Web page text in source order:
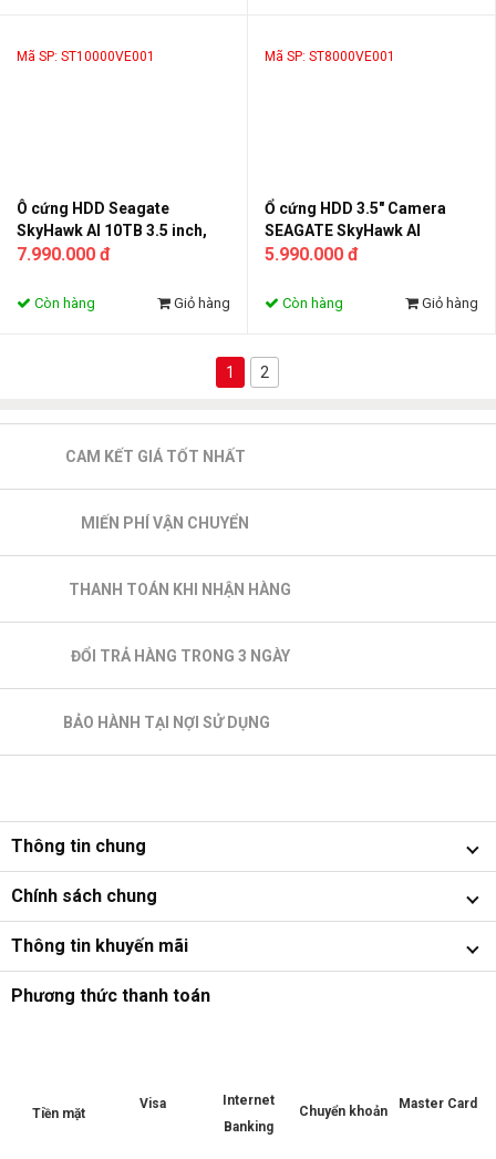
Mã SP: ST10000VE001
Ô cứng HDD Seagate
SkyHawk AI 10TB 3.5 inch,
7200RPM, SATA, 256MB
7.990.000 đ
Còn hàng Giỏ hàng
Mã SP: ST8000VE001
Ổ cứng HDD 3.5" Camera
SEAGATE SkyHawk AI
8TB_ST8000VE001
5.990.000 đ
Còn hàng Giỏ hàng
1 2
CAM KẾT GIÁ TỐT NHẤT
MIẾN PHÍ VẬN CHUYỂN
THANH TOÁN KHI NHẬN HÀNG
ĐỔI TRẢ HÀNG TRONG 3 NGÀY
BẢO HÀNH TẠI NỢI SỬ DỤNG
Thông tin chung
Chính sách chung
Thông tin khuyến mãi
Phương thức thanh toán
Tiền mặt
Visa
Internet
Banking
Chuyển khoản Master Card